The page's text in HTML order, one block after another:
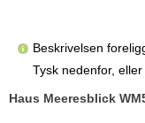
Beskrivelsen
Tysk nedenfor,
Haus Meeresblick